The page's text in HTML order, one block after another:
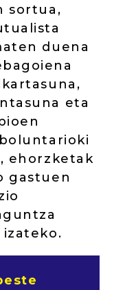
sortua,
duena
eta
ehorzketak
gastuen